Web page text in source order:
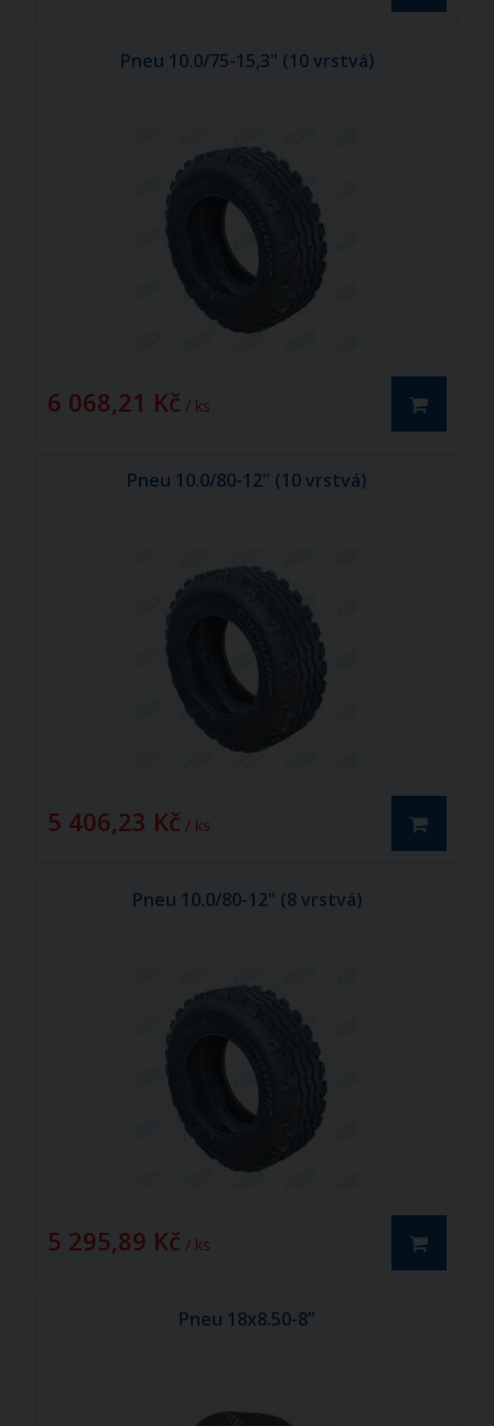
Pneu 10.0/75-15,3" (10 vrstvá)
6 068,21 Kč / ks
Pneu 10.0/80-12" (10 vrstvá)
5 406,23 Kč / ks
Pneu 10.0/80-12" (8 vrstvá)
5 295,89 Kč / ks
Pneu 18x8.50-8"